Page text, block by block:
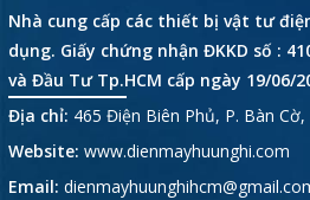
Nhà cung cấp các thiết bị vật tư
dụng. Giấy chứng nhận ĐKKD số :
và Đầu Tư Tp.HCM cấp ngày 19/06/
Địa chỉ: 465 Điện Biên Phủ, P. Bàn Cờ,
Website: www.dienmayhuunghi.com
Email: